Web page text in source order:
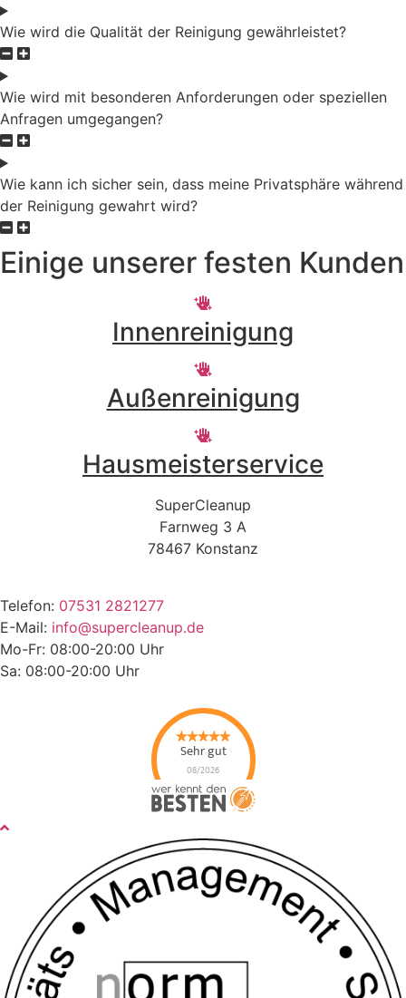
Wie wird die Qualität der Reinigung gewährleistet?
Wie wird mit besonderen Anforderungen oder speziellen
Anfragen umgegangen?
Wie kann ich sicher sein, dass meine Privatsphäre während
der Reinigung gewahrt wird?
Einige unserer festen Kunden
Innenreinigung
Außenreinigung
Hausmeisterservice
SuperCleanup
Farnweg 3 A
78467 Konstanz
Telefon: 07531 2821277
E-Mail: info@supercleanup.de
Mo-Fr: 08:00-20:00 Uhr
Sa: 08:00-20:00 Uhr
Sehr gut
08/2026
SuperCleanuphat
4.91von 5Sternen |
auf
werkenntdenBESTEN.de